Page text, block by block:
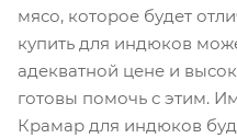
мясо, которое будет
купить для индюков
адекватной цене и
готовы помочь с этим.
Крамар для индюков